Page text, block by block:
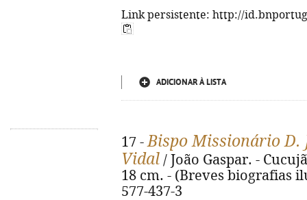
Link persistente: http://
ADICIONAR À LISTA
17 -Bispo Missionário D.
Vidal / João Gaspar. -
18 cm. - (Breves biografias
577-437-3